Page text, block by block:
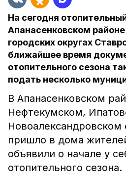
На сегодня
Апанасенковском
городских округах
ближайшее время
отопительного сезона
подать несколько
В Апанасенковском
Нефтекумском,
Новоалександровском
пришло в дома
объявили о начале у
отопительного сезона.